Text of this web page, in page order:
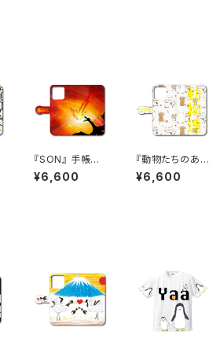
『SON』 手帳型
スマホケース iP
hone対応
¥6,600
『動物たちのあつ
まり』 手帳型ス
マホケース iPho
¥6,600